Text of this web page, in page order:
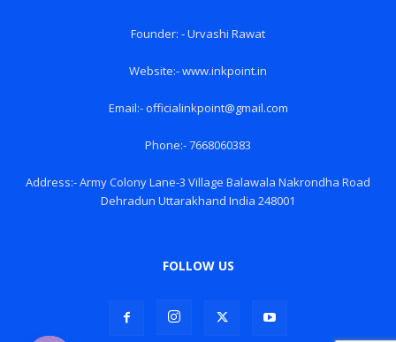
Founder: - Urvashi Rawat
Website:- www.inkpoint.in
Email:- officialinkpoint@gmail.com
Phone:- 7668060383
Address:- Army Colony Lane-3 Village Balawala Nakrondha Road
Dehradun Uttarakhand India 248001
FOLLOW US